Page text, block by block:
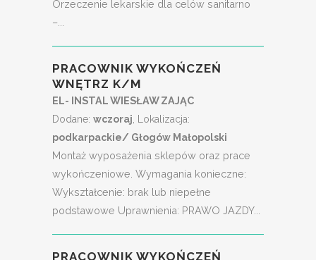
Orzeczenie lekarskie dla celów sanitarno
–...
PRACOWNIK WYKOŃCZEŃ
WNĘTRZ K/M
EL- INSTAL WIESŁAW ZAJĄC
Dodane: wczoraj , Lokalizacja:
podkarpackie/ Głogów Małopolski
Montaż wyposażenia sklepów oraz prace
wykończeniowe. Wymagania konieczne:
Wykształcenie: brak lub niepełne
podstawowe Uprawnienia: PRAWO JAZDY...
PRACOWNIK WYKOŃCZEŃ